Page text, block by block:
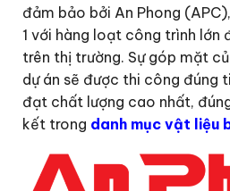
đảm bảo bởi An Phong
1 với hàng loạt công trình lớn
trên thị trường. Sự góp mặt
dự án sẽ được thi công đúng
đạt chất lượng cao nhất,
kết trong danh mục vật liệu